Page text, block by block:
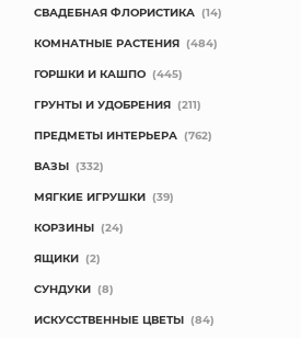
СВАДЕБНАЯ ФЛОРИСТИКА (14)
КОМНАТНЫЕ РАСТЕНИЯ (484)
ГОРШКИ И КАШПО (445)
ГРУНТЫ И УДОБРЕНИЯ (211)
ПРЕДМЕТЫ ИНТЕРЬЕРА (762)
ВАЗЫ (332)
МЯГКИЕ ИГРУШКИ (39)
КОРЗИНЫ (24)
ЯЩИКИ (2)
СУНДУКИ (8)
ИСКУССТВЕННЫЕ ЦВЕТЫ (84)